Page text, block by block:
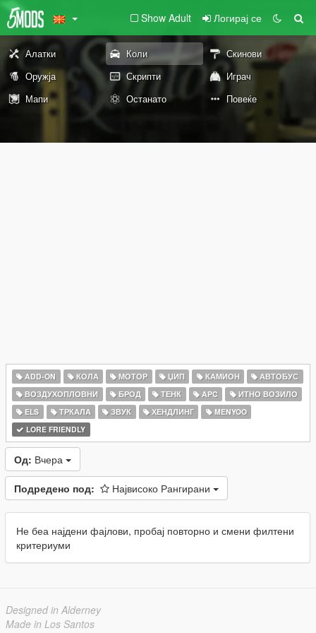
Show Adult Логирај се
Алатки Коли
Скинови
Оружја
Скрипти
Играч
Мапи
Останато Повеќе
ADD-ON КОЛА МОТОР ЏИП КАМИОН
АВТОБУС
ВОЗДУХОПЛОВНИ
БРОД ТЕНК APC
ИТНО ВОЗИЛО
ELS
ТРКАЛА ЗВУК ХЕНДЛИНГ
MENYOO
LORE FRIENDLY
Од: Вчера
Подредено под: Највисоко Рангирани
Не беа најдени фајлови, пробај повторно и смени филтени
критериуми
Designed in Alderney
Made in Los Santos